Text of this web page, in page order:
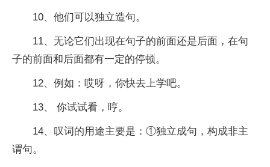
10、他们可以独立造句。
11、无论它们出现在句子的前面还是后面，在句
子的前面和后面都有一定的停顿。
12、例如：哎呀，你快去上学吧。
13、 你试试看，哼。
14、叹词的用途主要是：①独立成句，构成非主
谓句。